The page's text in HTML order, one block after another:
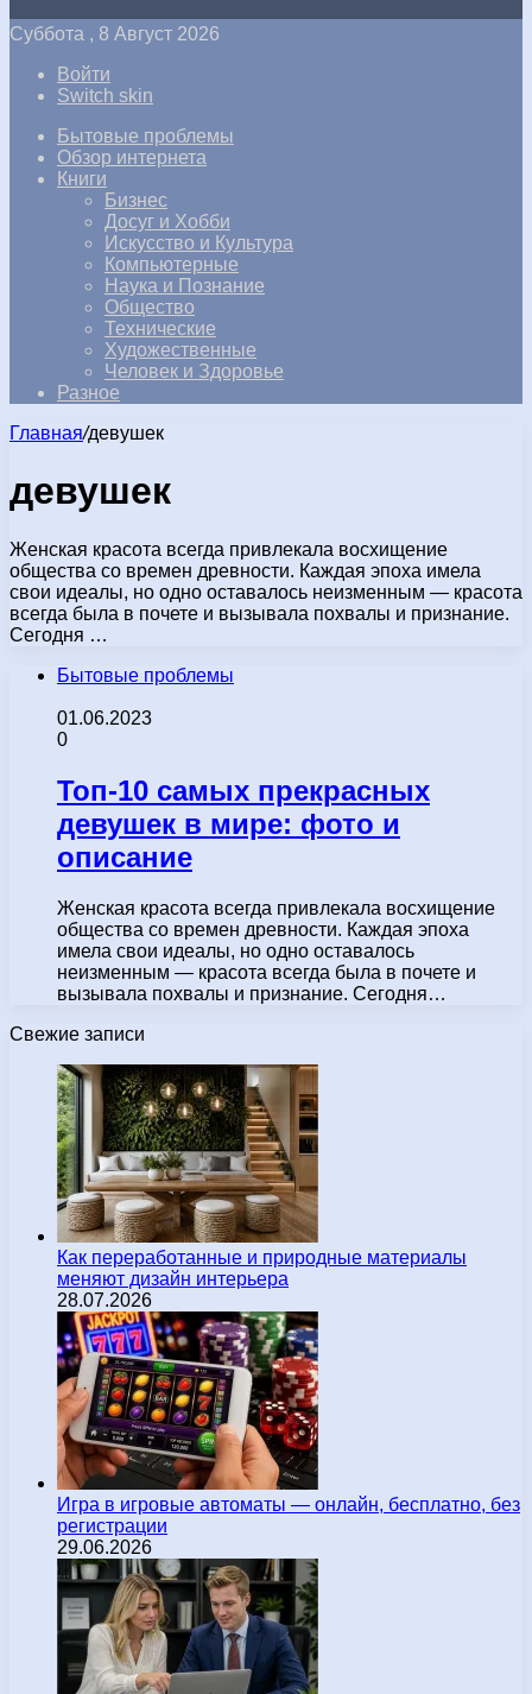
Суббота , 8 Август 2026
Войти
Switch skin
Бытовые проблемы
Обзор интернета
Книги
Бизнес
Досуг и Хобби
Искусство и Культура
Компьютерные
Наука и Познание
Общество
Технические
Художественные
Человек и Здоровье
Разное
Главная/девушек
девушек
Женская красота всегда привлекала восхищение
общества со времен древности. Каждая эпоха имела
свои идеалы, но одно оставалось неизменным — красота
всегда была в почете и вызывала похвалы и признание.
Сегодня …
Бытовые проблемы
01.06.2023
0
Топ-10 самых прекрасных
девушек в мире: фото и
описание
Женская красота всегда привлекала восхищение
общества со времен древности. Каждая эпоха
имела свои идеалы, но одно оставалось
неизменным — красота всегда была в почете и
вызывала похвалы и признание. Сегодня…
Свежие записи
Как переработанные и природные материалы
меняют дизайн интерьера
28.07.2026
Игра в игровые автоматы — онлайн, бесплатно, без
регистрации
29.06.2026